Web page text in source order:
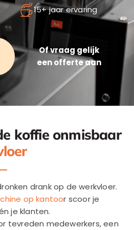
15+ jaar ervaring
Of vraag gelijk
een offerte aan
koffie onmisbaar
drank op de werkvloer.
op kantoor scoor je
je klanten.
tevreden medewerkers, een